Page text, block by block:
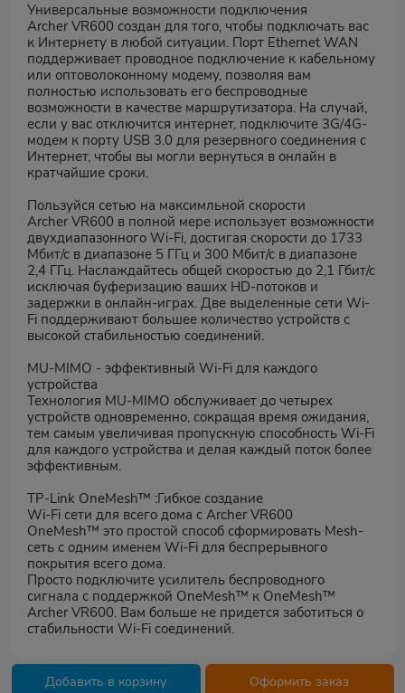
Универсальные возможности подключения
Archer VR600 создан для того, чтобы подключать вас
к Интернету в любой ситуации. Порт Ethernet WAN
поддерживает проводное подключение к кабельному
или оптоволоконному модему, позволяя вам
полностью использовать его беспроводные
возможности в качестве маршрутизатора. На случай,
если у вас отключится интернет, подключите 3G/4G-
модем к порту USB 3.0 для резервного соединения с
Интернет, чтобы вы могли вернуться в онлайн в
кратчайшие сроки.
Пользуйся сетью на максимльной скорости
Archer VR600 в полной мере использует возможности
двухдиапазонного Wi-Fi, достигая скорости до 1733
Мбит/с в диапазоне 5 ГГц и 300 Мбит/с в диапазоне
2,4 ГГц. Наслаждайтесь общей скоростью до 2,1 Гбит/с
исключая буферизацию ваших HD-потоков и
задержки в онлайн-играх. Две выделенные сети Wi-
Fi поддерживают большее количество устройств с
высокой стабильностью соединений.
MU-MIMO - эффективный Wi-Fi для каждого
устройства
Технология MU-MIMO обслуживает до четырех
устройств одновременно, сокращая время ожидания,
тем самым увеличивая пропускную способность Wi-Fi
для каждого устройства и делая каждый поток более
эффективным.
TP-Link OneMesh™ :Гибкое создание
Wi-Fi сети для всего дома с Archer VR600
OneMesh™ это простой способ сформировать Mesh-
сеть с одним именем Wi-Fi для беспрерывного
покрытия всего дома.
Просто подключите усилитель беспроводного
сигнала с поддержкой OneMesh™ к OneMesh™
Archer VR600. Вам больше не придется заботиться о
стабильности Wi-Fi соединений.
Добавить в корзину Оформить заказ